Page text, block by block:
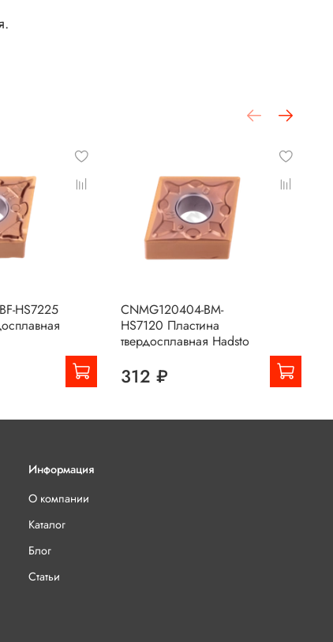
HS7225
CNMG120404-BM-
HS7120 Пластина
твердосплавная Hadsto
312 ₽
Информация
О компании
Каталог
Блог
Статьи